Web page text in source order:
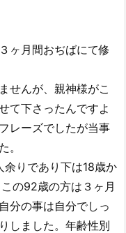
ヶ月間おぢばにて修
せんが、親神様がこ
て下さったんですよ
レーズでしたが当事
。
りであり下は18歳か
の92歳の方は３ヶ月
分の事は自分でしっ
しました。年齢性別